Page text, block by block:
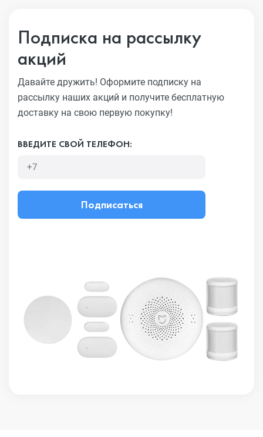
Подписка на рассылку
акций
Давайте дружить! Оформите подписку на
рассылку наших акций и получите бесплатную
доставку на свою первую покупку!
ВВЕДИТЕ СВОЙ ТЕЛЕФОН:
Подписаться